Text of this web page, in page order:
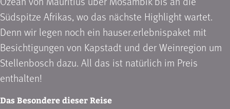
Südspitze Afrikas, wo das nächste Highlight wartet.
Denn wir legen noch ein hauser.erlebnispaket mit
Besichtigungen von Kapstadt und der Weinregion um
Stellenbosch dazu. All das ist natürlich im Preis
enthalten!
Das Besondere dieser Reise